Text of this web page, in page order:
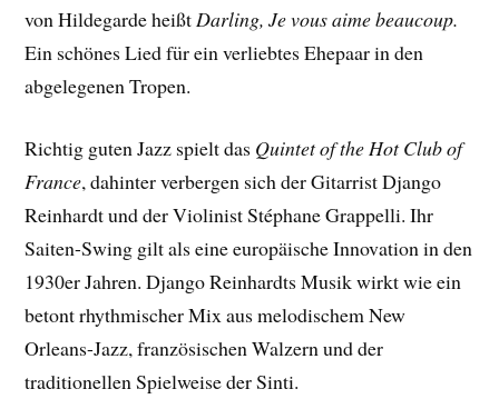
von Hildegarde heißt Darling, Je vous aime beaucoup.
Ein schönes Lied für ein verliebtes Ehepaar in den
abgelegenen Tropen.
Richtig guten Jazz spielt das Quintet of the Hot Club of
France, dahinter verbergen sich der Gitarrist Django
Reinhardt und der Violinist Stéphane Grappelli. Ihr
Saiten-Swing gilt als eine europäische Innovation in den
1930er Jahren. Django Reinhardts Musik wirkt wie ein
betont rhythmischer Mix aus melodischem New
Orleans-Jazz, französischen Walzern und der
traditionellen Spielweise der Sinti.